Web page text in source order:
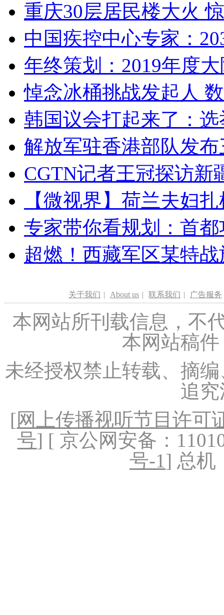
重庆30层居民楼大火
中国疾控中心专家：
年终策划：2019年度
悼念冰桶挑战发起人
韩国议会打起来了：
解放军驻香港部队发
CGTN记者王冠探访新
【微视界】荷兰夫妇
专家带你看规划：首
超燃！西藏军区某特
关于我们 | About us | 联系我们 | 广告服务
本网站所刊载信息，不
本网站稿
未经授权禁止转载、摘
追
[网上传播视听节目许可
号] [ 京公网安备：
号-1] 总机